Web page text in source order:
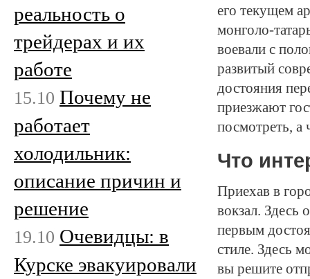
его текущем
монголо-
воевали с
развитый
достояния
приезжают
посмотреть, а
Что
Приехав в
вокзал. Здесь
первым
стиле. Здесь
вы решите
реальность о
трейдерах и их
работе
15.10 Почему не
работает
холодильник:
описание причин и
решение
19.10 Очевидцы: в
Курске эвакуировали